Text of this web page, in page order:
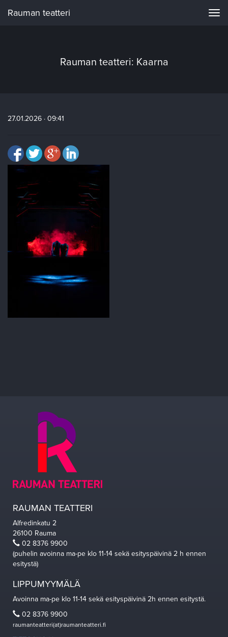
Rauman teatteri
Rauman teatteri: Kaarna
27.01.2026 · 09:41
RAUMAN TEATTERI
Alfredinkatu 2
26100 Rauma
02 8376 9900
(puhelin avoinna ma-pe klo 11-14 sekä esityspäivinä 2 h ennen
esitystä)
LIPPUMYYMÄLÄ
Avoinna ma-pe klo 11-14 sekä esityspäivinä 2h ennen esitystä.
02 8376 9900
raumanteatteri(at)raumanteatteri.fi